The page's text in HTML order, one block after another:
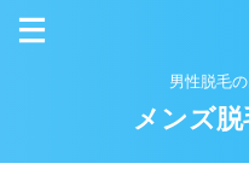
男性脱毛
メンズ